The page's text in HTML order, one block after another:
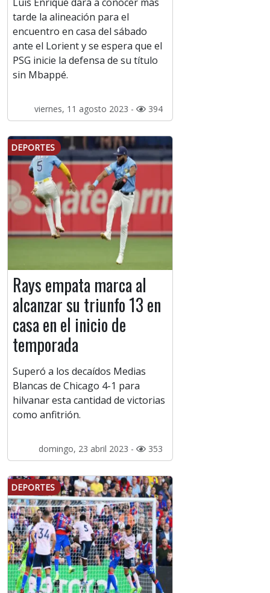
tarde la alineación para el
encuentro en casa del sábado
ante el Lorient y se espera que el
PSG inicie la defensa de su título
sin Mbappé.
viernes, 11 agosto 2023 - 394
DEPORTES
Rays empata marca al
alcanzar su triunfo 13 en
casa en el inicio de
temporada
Superó a los decaídos Medias
Blancas de Chicago 4-1 para
hilvanar esta cantidad de victorias
como anfitrión.
domingo, 23 abril 2023 - 353
DEPORTES